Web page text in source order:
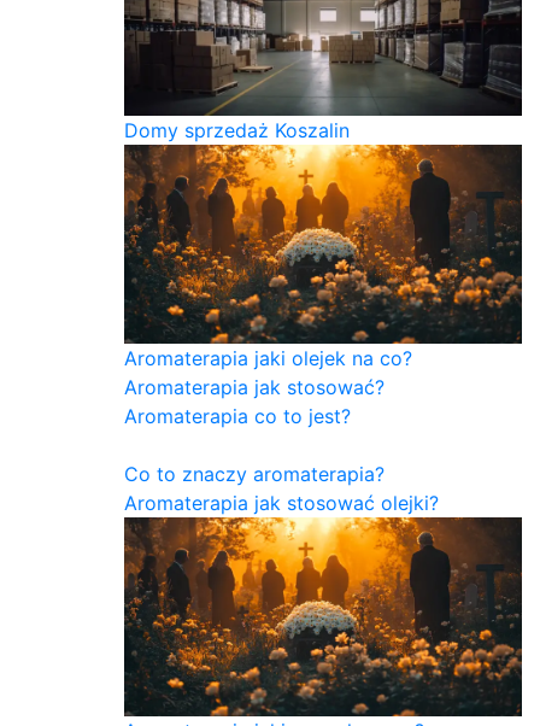
Domy sprzedaż Koszalin
Aromaterapia jaki olejek na co?
Aromaterapia jak stosować?
Aromaterapia co to jest?
Co to znaczy aromaterapia?
Aromaterapia jak stosować olejki?